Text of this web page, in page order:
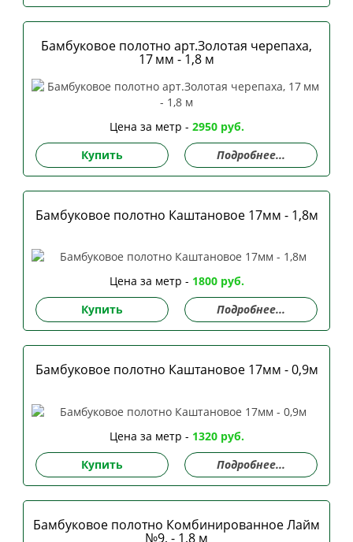
Бамбуковое полотно арт.Золотая черепаха,
17 мм - 1,8 м
Цена за метр - 2950 руб.
Купить
Подробнее...
Бамбуковое полотно Каштановое 17мм - 1,8м
Цена за метр - 1800 руб.
Купить
Подробнее...
Бамбуковое полотно Каштановое 17мм - 0,9м
Цена за метр - 1320 руб.
Купить
Подробнее...
Бамбуковое полотно Комбинированное Лайм
№9, - 1,8 м